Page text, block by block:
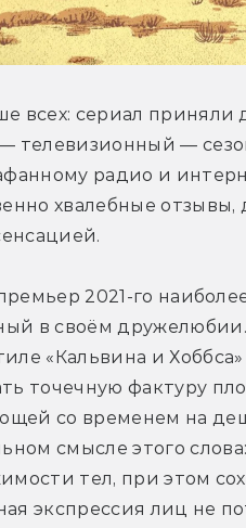
всех: сериал приняли
телевизионный —
радио и
хвалебные отзывы,
2021-го
в своём дружелюбии.
«Кальвина и
точечную фактуру
со временем на
смысле этого
тел, при этом
экспрессия лиц не